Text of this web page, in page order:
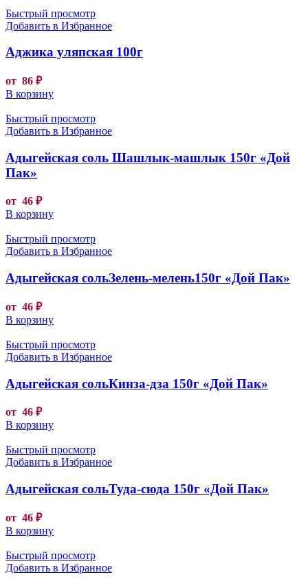
Быстрый просмотр
Добавить в Избранное
Аджика уляпская 100г
от 86 ₽
В корзину
Быстрый просмотр
Добавить в Избранное
Адыгейская соль Шашлык-машлык 150г «Дой
Пак»
от 46 ₽
В корзину
Быстрый просмотр
Добавить в Избранное
Адыгейская сольЗелень-мелень150г «Дой Пак»
от 46 ₽
В корзину
Быстрый просмотр
Добавить в Избранное
Адыгейская сольКинза-дза 150г «Дой Пак»
от 46 ₽
В корзину
Быстрый просмотр
Добавить в Избранное
Адыгейская сольТуда-сюда 150г «Дой Пак»
от 46 ₽
В корзину
Быстрый просмотр
Добавить в Избранное